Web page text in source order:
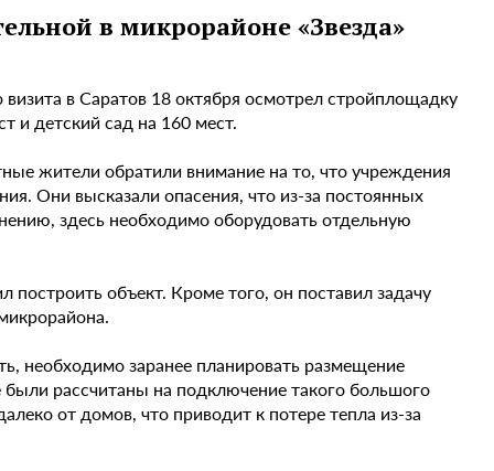
в микрорайоне «Звезда»
в Саратов 18 октября осмотрел стройплощадку
и детский сад на 160 мест.
жители обратили внимание на то, что учреждения
Они высказали опасения, что из-за постоянных
здесь необходимо оборудовать отдельную
объект. Кроме того, он поставил задачу
необходимо заранее планировать размещение
рассчитаны на подключение такого большого
от домов, что приводит к потере тепла из-за